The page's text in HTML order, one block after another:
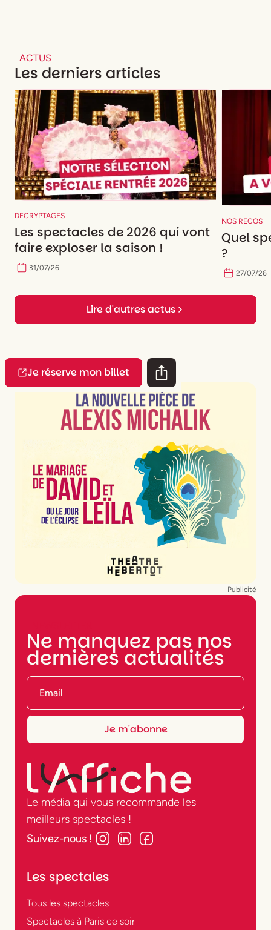
ACTUS
Les derniers articles
DECRYPTAGES
Les spectacles de 2026 qui vont
faire exploser la saison !
31/07/26
NOS RECOS
Quel
?
27/07/26
Lire d'autres actus
Je réserve mon billet
Publicité
Ne manquez pas nos
dernières actualités
Le média qui vous recommande les
meilleurs spectacles !
Suivez-nous !
Les spectales
Tous les spectacles
Spectacles à Paris ce soir